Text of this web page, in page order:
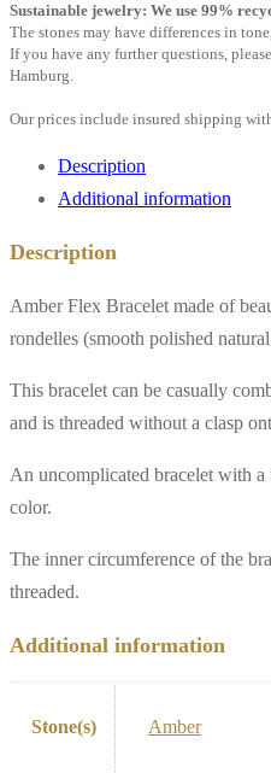
Sustainable jewelry: We use 99%
The stones may have differences in
If you have any further questions,
Hamburg.
Our prices include insured shipping
Description
Additional information
Description
Amber Flex Bracelet made of
rondelles (smooth polished
This bracelet can be casually
and is threaded without a clasp
An uncomplicated bracelet with
color.
The inner circumference of the
threaded.
Additional information
Stone(s) Amber